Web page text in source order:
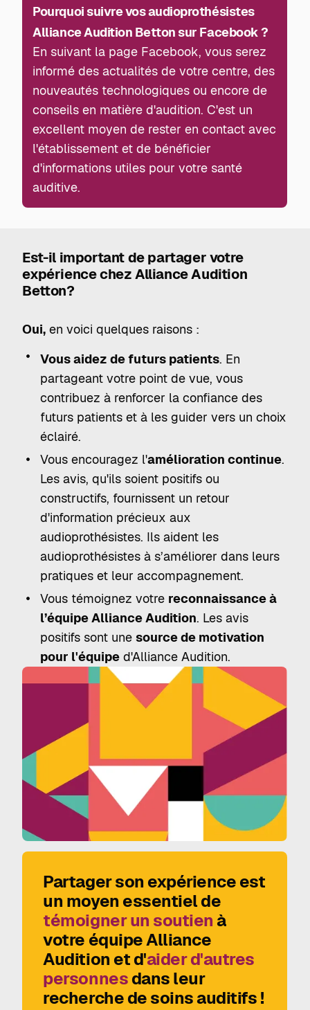
Pourquoi suivre vos audioprothésistes
Alliance Audition Betton sur Facebook ?
En suivant la page Facebook, vous serez
informé des actualités de votre centre, des
nouveautés technologiques ou encore de
conseils en matière d'audition. C'est un
excellent moyen de rester en contact avec
l'établissement et de bénéficier
d'informations utiles pour votre santé
auditive.
Est-il important de partager votre
expérience chez Alliance Audition
Betton?
Oui, en voici quelques raisons :
Vous aidez de futurs patients. En
partageant votre point de vue, vous
contribuez à renforcer la confiance des
futurs patients et à les guider vers un choix
éclairé.
Vous encouragez l'amélioration continue.
Les avis, qu'ils soient positifs ou
constructifs, fournissent un retour
d'information précieux aux
audioprothésistes. Ils aident les
audioprothésistes à s’améliorer dans leurs
pratiques et leur accompagnement.
Vous témoignez votre reconnaissance à
l’équipe Alliance Audition. Les avis
positifs sont unesource de motivation
pour l'équipe d'Alliance Audition.
Partager son expérience est
un moyen essentiel de
témoigner un soutien à
votre équipe Alliance
Audition et d'aider d'autres
personnesdans leur
recherche de soins auditifs !